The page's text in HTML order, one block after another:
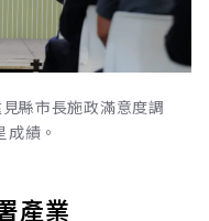
縣市長施政滿意度調
績。
產業